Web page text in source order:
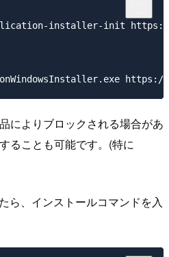
installer-init https://
によりブロックされる場合があ
ることも可能です。(特に
ら、インストールコマンドを入